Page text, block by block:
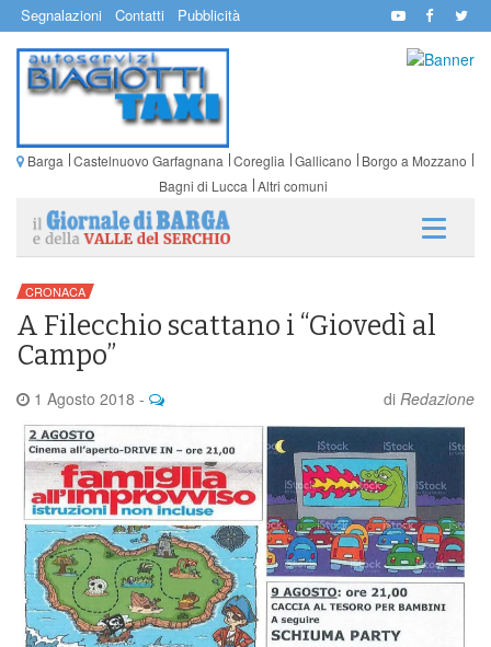
Segnalazioni Contatti Pubblicità
Barga Castelnuovo Garfagnana Coreglia Gallicano
Borgo a Mozzano
Bagni di Lucca Altri comuni
CRONACA
A Filecchio scattano i “Giovedì al
Campo”
1 Agosto 2018 - di Redazione